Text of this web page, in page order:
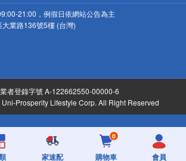
21:00，例假日依網站公告為主
大業路136號5樓 (台灣)
者登錄字號 A-122662550-00000-6
Prosperity Lifestyle Corp. All Right Reserved
家速配
0
購物車 會員